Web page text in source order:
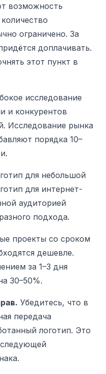
возможность
ограничено. За
доплачивать.
этот пункт в
исследование
и конкурентов
Исследование рынка
порядка 10–
для небольшой
для интернет-
аудиторией
подхода.
проекты со сроком
дешевле.
за 1–3 дня
30–50%.
Убедитесь, что в
передача
логотип. Это